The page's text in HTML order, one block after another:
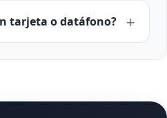
tarjeta o datáfono?